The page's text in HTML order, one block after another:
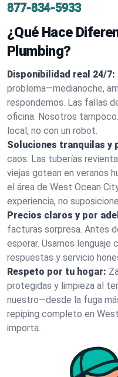
877-834-5933
¿Qué Hace
Plumbing?
Disponibilidad real 24/7:
problema—medianoche,
respondemos. Las fallas
oficina. Nosotros
local, no con un robot.
Soluciones tranquilas y
caos. Las tuberías
viejas gotean en veranos
el área de West Ocean
experiencia, no
Precios claros y por
facturas sorpresa. Antes
esperar. Usamos lenguaje
respuestas y servicio
Respeto por tu hogar:
protegidas y limpieza al
nuestro—desde la fuga
repiping completo en
importa.